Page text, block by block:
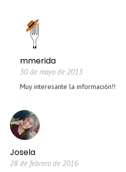
mmerida
30 de mayo de 2013
Muy interesante la información!!
Josela
28 de febrero de 2016